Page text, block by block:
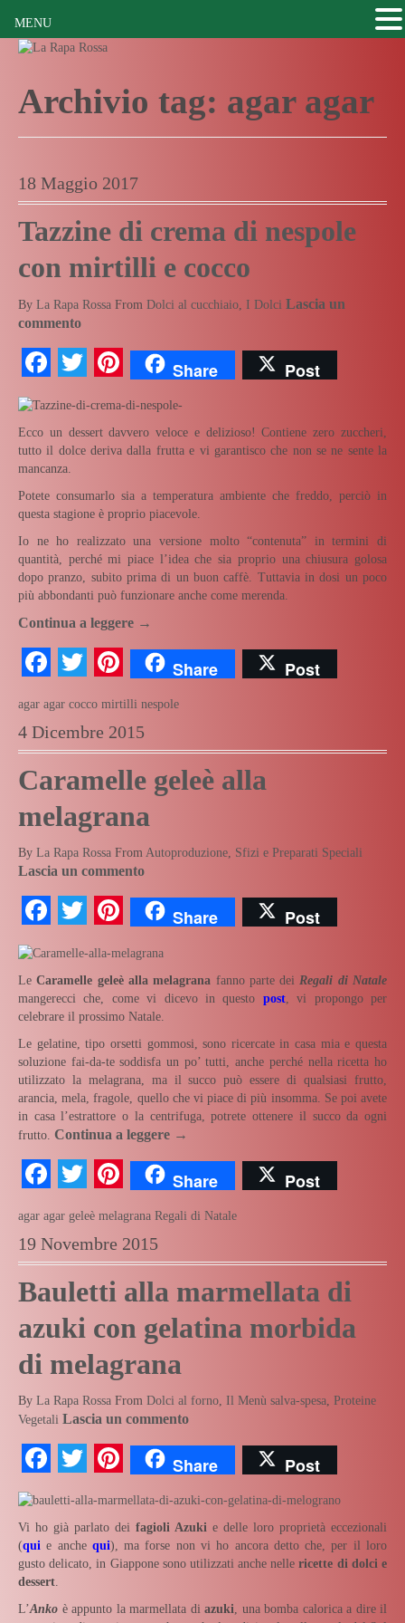
Archivio tag: agar agar
18 Maggio 2017
Tazzine di crema di nespole
con mirtilli e cocco
By La Rapa Rossa From Dolci al cucchiaio, I Dolci Lascia un
commento
Facebook
TwitterPinterest
Share Post
Ecco un dessert davvero veloce e delizioso! Contiene zero zuccheri,
tutto il dolce deriva dalla frutta e vi garantisco che non se ne sente la
mancanza.
Potete consumarlo sia a temperatura ambiente che freddo, perciò in
questa stagione è proprio piacevole.
Io ne ho realizzato una versione molto “contenuta” in termini di
quantità, perché mi piace l’idea che sia proprio una chiusura golosa
dopo pranzo, subito prima di un buon caffè. Tuttavia in dosi un poco
più abbondanti può funzionare anche come merenda.
Continua a leggere →
Facebook
TwitterPinterest
Share Post
agar agar cocco mirtilli nespole
4 Dicembre 2015
Caramelle geleè alla
melagrana
By La Rapa Rossa From Autoproduzione Sfizi e Preparati Speciali
Lascia un commento
Facebook
TwitterPinterest
Share Post
LeCaramelle geleè alla melagrana fanno parte dei Regali di Natale
mangerecci che, come vi dicevo in questo post, vi propongo per
celebrare il prossimo Natale.
Le gelatine, tipo orsetti gommosi, sono ricercate in casa mia e questa
soluzione fai-da-te soddisfa un po’ tutti, anche perché nella ricetta ho
utilizzato la melagrana, ma il succo può essere di qualsiasi frutto,
arancia, mela, fragole, quello che vi piace di più insomma. Se poi avete
in casa l’estrattore o la centrifuga, potrete ottenere il succo da ogni
frutto. Continua a leggere →
Facebook
TwitterPinterest
Share Post
agar agar geleè melagrana Regali di Natale
19 Novembre 2015
Bauletti alla marmellata di
azuki con gelatina morbida
di melagrana
By La Rapa Rossa From Dolci al forno Il Menù salva-spesa Proteine
Vegetali Lascia un commento
Facebook
TwitterPinterest
Share Post
Vi ho già parlato dei fagioli Azuki e delle loro proprietà eccezionali
(qui e anche qui), ma forse non vi ho ancora detto che, per il loro
gusto delicato, in Giappone sono utilizzati anche nelle ricette di dolci e
dessert.
L’Anko è appunto la marmellata di azuki, una bomba calorica a dire il
MENU